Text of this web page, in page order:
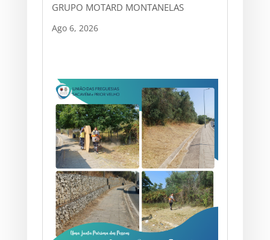
GRUPO MOTARD MONTANELAS
Ago 6, 2026